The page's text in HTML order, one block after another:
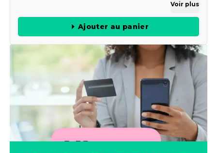
Voir plus
Ajouter au panier